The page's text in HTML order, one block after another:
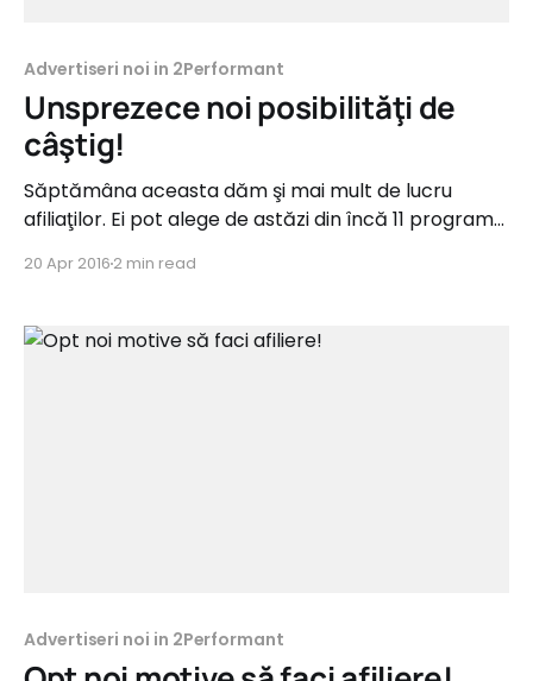
Advertiseri noi in 2Performant
Unsprezece noi posibilităţi de
câştig!
Săptămâna aceasta dăm şi mai mult de lucru
afiliaţilor. Ei pot alege de astăzi din încă 11 programe
din categorii precum Suplimente alimentare,
Home&Deco, Turism sau Financiar şi oferă până la
20 Apr 2016 2 min read
Advertiseri noi in 2Performant